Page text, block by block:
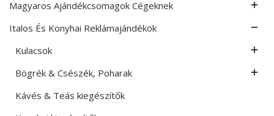
Magyaros Ajándékcsomagok Cégeknek 
Italos És Konyhai Reklámajándékok 
Kulacsok 
Bögrék & Csészék, Poharak 
Kávés & Teás kiegészítők